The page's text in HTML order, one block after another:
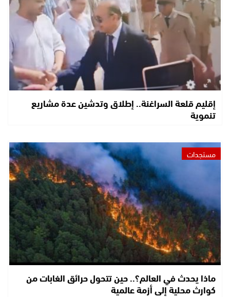
إقليم قلعة السراغنة.. إطلاق وتدشين عدة مشاريع
تنموية
مستجدات
ماذا يحدث في العالم؟.. حين تتحول حرائق الغابات من
كوارث محلية إلى أزمة عالمية